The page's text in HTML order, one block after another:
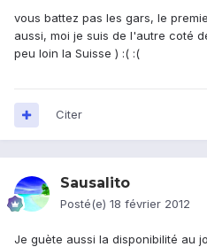
vous battez pas les gars, le
aussi, moi je suis de l'autre coté
peu loin la Suisse ) :( :(
Citer
Sausalito
Posté(e) 18 février 2012
Je guète aussi la disponibilité au